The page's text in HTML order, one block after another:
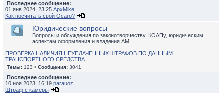
Последнее сообщение:
01 янв 2024, 23:25 ApxMike
Как посчитать свой Осаго?
Юридические вопросы
Вопросы и обсуждения по законотворчеству, КОАПу, юридическим
аспектам оформления и владения АМ.
ПРОВЕРКА НАЛИЧИЯ НЕУПЛАЧЕННЫХ ШТРАФОВ ПО ДАННЫМ
ТРАНСПОРТНОГО СРЕДСТВА
Темы: 123 • Сообщения: 3041
Последнее сообщение:
10 ноя 2023, 16:19 parauoz
Штраф с камеры